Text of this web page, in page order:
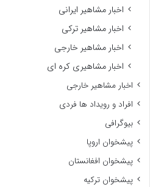
اخبار مشاهیر ایرانی
اخبار مشاهیر ترکی
اخبار مشاهیر خارجی
اخبار مشاهیری کره ای
اخبار مشاهیر خارجی
افراد و رویداد ها فردی
بیوگرافی
پیشخوان اروپا
پیشخوان افغانستان
پیشخوان ترکیه